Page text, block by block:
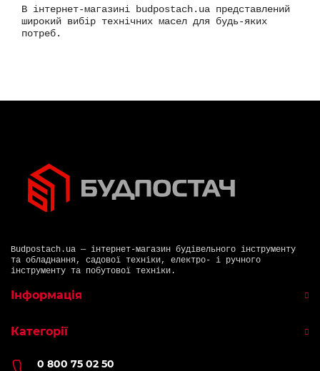
В інтернет-магазині budpostach.ua представлений
широкий вибір технічних масел для будь-яких
потреб.
Budpostach.ua — інтернет-магазин будівельного інструменту
та обладнання, садової техніки, електро- і ручного
інструменту та побутової техніки.
0 800 75 02 50
Інформація
Категорії